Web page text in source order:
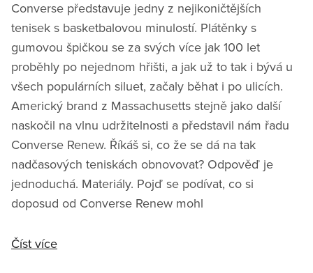
Converse představuje jedny z nejikoničtějších
tenisek s basketbalovou minulostí. Plátěnky s
gumovou špičkou se za svých více jak 100 let
proběhly po nejednom hřišti, a jak už to tak i bývá u
všech populárních siluet, začaly běhat i po ulicích.
Americký brand z Massachusetts stejně jako další
naskočil na vlnu udržitelnosti a představil nám řadu
Converse Renew. Říkáš si, co že se dá na tak
nadčasových teniskách obnovovat? Odpověď je
jednoduchá. Materiály. Pojď se podívat, co si
doposud od Converse Renew mohl
Číst více